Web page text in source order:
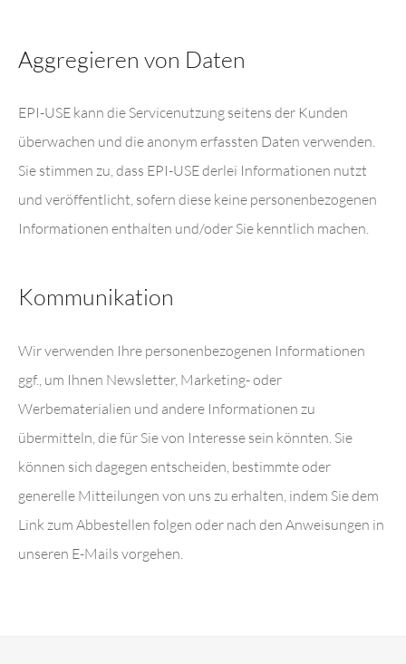
Aggregieren von Daten
EPI-USE kann die Servicenutzung seitens der Kunden
überwachen und die anonym erfassten Daten verwenden.
Sie stimmen zu, dass EPI-USE derlei Informationen nutzt
und veröffentlicht, sofern diese keine personenbezogenen
Informationen enthalten und/oder Sie kenntlich machen.
Kommunikation
Wir verwenden Ihre personenbezogenen Informationen
ggf., um Ihnen Newsletter, Marketing- oder
Werbematerialien und andere Informationen zu
übermitteln, die für Sie von Interesse sein könnten. Sie
können sich dagegen entscheiden, bestimmte oder
generelle Mitteilungen von uns zu erhalten, indem Sie dem
Link zum Abbestellen folgen oder nach den Anweisungen in
unseren E-Mails vorgehen.